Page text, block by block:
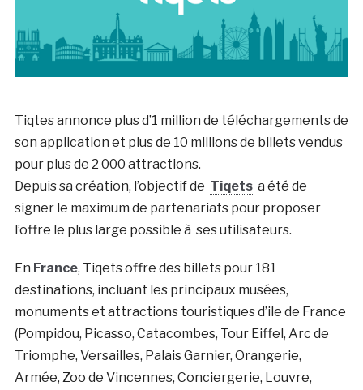
Tiqtes annonce plus d’1 million de téléchargements de
son application et plus de 10 millions de billets vendus
pour plus de 2 000 attractions.
Depuis sa création, l’objectif de Tiqetsa été de
signer le maximum de partenariats pour proposer
l’offre le plus large possible à ses utilisateurs.
En France, Tiqets offre des billets pour 181
destinations, incluant les principaux musées,
monuments et attractions touristiques d’ile de France
(Pompidou, Picasso, Catacombes, Tour Eiffel, Arc de
Triomphe, Versailles, Palais Garnier, Orangerie,
Armée, Zoo de Vincennes, Conciergerie, Louvre,